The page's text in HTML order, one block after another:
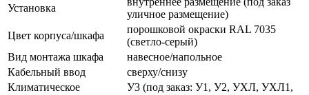
Установка
уличное размещение)
Цвет корпуса/шкафа
порошковой окраски RAL 7035
(светло-серый)
Вид монтажа шкафа
навесное/напольное
Кабельный ввод
сверху/снизу
Климатическое
У3 (под заказ: У1, У2, УХЛ, УХЛ1,